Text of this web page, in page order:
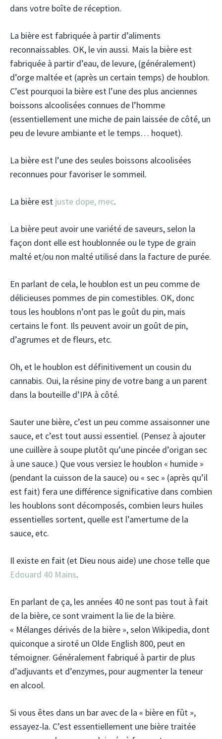
dans votre boîte de réception.
La bière est fabriquée à partir d’aliments
reconnaissables. OK, le vin aussi. Mais la bière est
fabriquée à partir d’eau, de levure, (généralement)
d’orge maltée et (après un certain temps) de houblon.
C’est pourquoi la bière est l’une des plus anciennes
boissons alcoolisées connues de l’homme
(essentiellement une miche de pain laissée de côté, un
peu de levure ambiante et le temps… hoquet).
La bière est l’une des seules boissons alcoolisées
reconnues pour favoriser le sommeil.
La bière est juste dope, mec.
La bière peut avoir une variété de saveurs, selon la
façon dont elle est houblonnée ou le type de grain
malté et/ou non malté utilisé dans la facture de purée.
En parlant de cela, le houblon est un peu comme de
délicieuses pommes de pin comestibles. OK, donc
tous les houblons n’ont pas le goût du pin, mais
certains le font. Ils peuvent avoir un goût de pin,
d’agrumes et de fleurs, etc.
Oh, et le houblon est définitivement un cousin du
cannabis. Oui, la résine piny de votre bang a un parent
dans la bouteille d’IPA à côté.
Sauter une bière, c’est un peu comme assaisonner une
sauce, et c’est tout aussi essentiel. (Pensez à ajouter
une cuillère à soupe plutôt qu’une pincée d’origan sec
à une sauce.) Que vous versiez le houblon « humide »
(pendant la cuisson de la sauce) ou « sec » (après qu’il
est fait) fera une différence significative dans combien
les houblons sont décomposés, combien leurs huiles
essentielles sortent, quelle est l’amertume de la
sauce, etc.
Il existe en fait (et Dieu nous aide) une chose telle que
Edouard 40 Mains.
En parlant de ça, les années 40 ne sont pas tout à fait
de la bière, ce sont vraiment la lie de la bière.
« Mélanges dérivés de la bière », selon Wikipedia, dont
quiconque a siroté un Olde English 800, peut en
témoigner. Généralement fabriqué à partir de plus
d’adjuvants et d’enzymes, pour augmenter la teneur
en alcool.
Si vous êtes dans un bar avec de la « bière en fût »,
essayez-la. C’est essentiellement une bière traitée